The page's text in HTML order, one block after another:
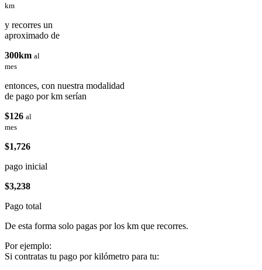
km
y recorres un
aproximado de
300km al
mes
entonces, con nuestra modalidad
de pago por km serían
$126 al
mes
$1,726
pago inicial
$3,238
Pago total
De esta forma solo pagas por los km que recorres.
Por ejemplo:
Si contratas tu pago por kilómetro para tu: